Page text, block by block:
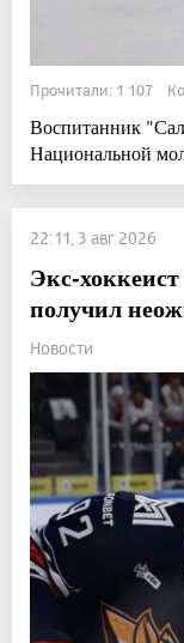
Прочитали: 1 107
Воспитанник
Национальной
22:11, 3 авг 2026
Экс-
получил
Новости